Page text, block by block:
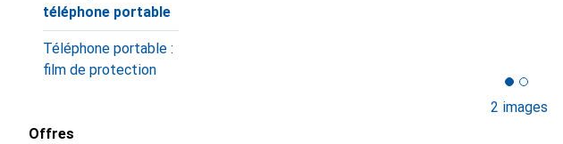
téléphone portable
Téléphone portable :
film de protection
Offres
2 images